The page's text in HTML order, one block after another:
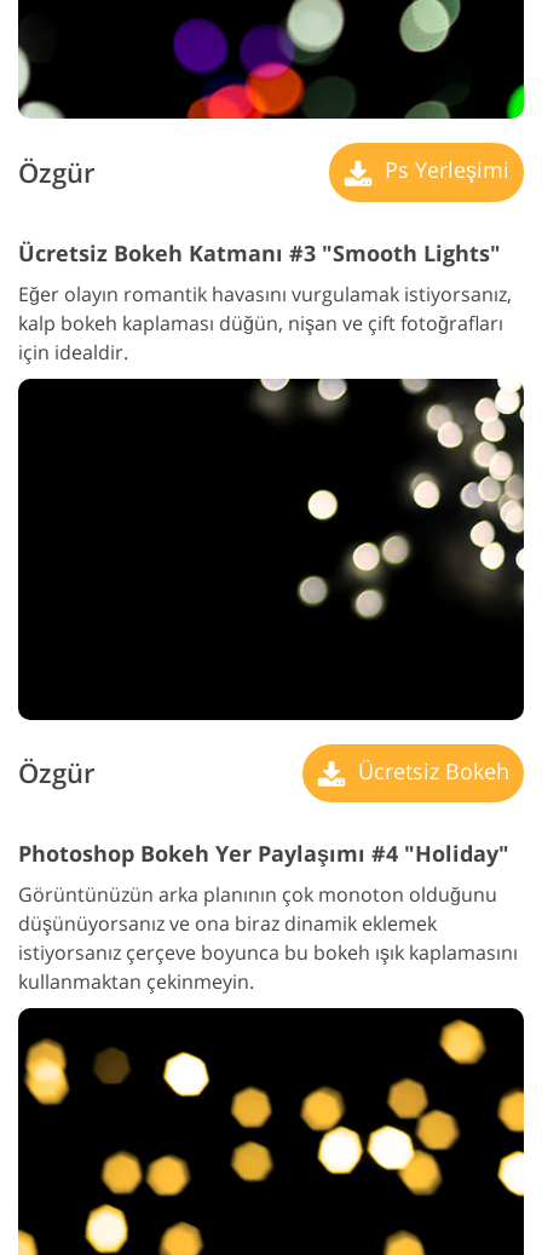
Özgür Ps Yerleşimi
Ücretsiz Bokeh Katmanı #3 "Smooth Lights"
Eğer olayın romantik havasını vurgulamak istiyorsanız,
kalp bokeh kaplaması düğün, nişan ve çift fotoğrafları
için idealdir.
Özgür Ücretsiz Bokeh
Photoshop Bokeh Yer Paylaşımı #4 "Holiday"
Görüntünüzün arka planının çok monoton olduğunu
düşünüyorsanız ve ona biraz dinamik eklemek
istiyorsanız çerçeve boyunca bu bokeh ışık kaplamasını
kullanmaktan çekinmeyin.